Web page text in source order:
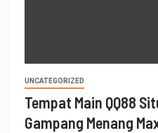
UNCATEGORIZED
Tempat Main QQ88
Gampang Menang